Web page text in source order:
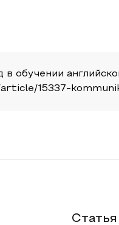
в обучении
15337-